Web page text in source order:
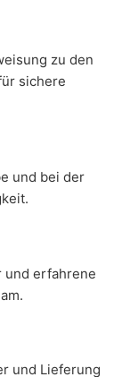
zu den
sichere
und bei der
und erfahrene
und Lieferung